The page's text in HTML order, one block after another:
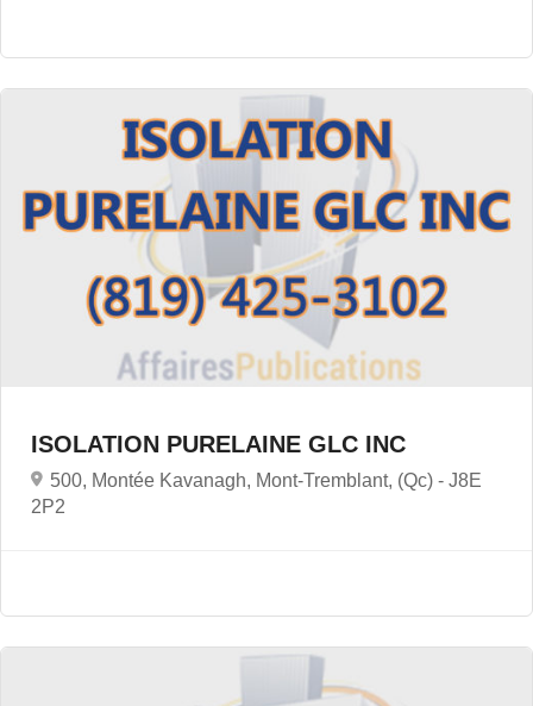
ISOLATION PURELAINE GLC INC
500, Montée Kavanagh, Mont-Tremblant, (Qc) - J8E
2P2